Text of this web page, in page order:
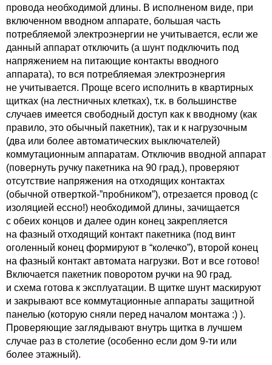
провода необходимой длины. В исполненом виде, при
включенном вводном аппарате, большая часть
потребляемой электроэнергии не учитывается, если же
данный аппарат отключить (а шунт подключить под
напряжением на питающие контакты вводного
аппарата), то вся потребляемая электроэнергия
не учитывается. Проще всего исполнить в квартирных
щитках (на лестничных клетках), т.к. в большинстве
случаев имеется свободный доступ как к вводному (как
правило, это обычный пакетник), так и к нагрузочным
(два или более автоматических выключателей)
коммутационным аппаратам. Отключив вводной аппарат
(повернуть ручку пакетника на 90 град.), проверяют
отсутствие напряжения на отходящих контактах
(обычной отверткой-”пробником”), отрезается провод (с
изоляцией ессно!) необходимой длины, зачищается
с обеих концов и далее один конец закрепляется
на фазный отходящий контакт пакетника (под винт
оголенный конец формируют в “колечко”), второй конец
на фазный контакт автомата нагрузки. Вот и все готово!
Включается пакетник поворотом ручки на 90 град.
и схема готова к эксплуатации. В щитке шунт маскируют
и закрывают все коммутационные аппараты защитной
панелью (которую сняли перед началом монтажа :) ).
Проверяющие заглядывают внутрь щитка в лучшем
случае раз в столетие (особенно если дом 9-ти или
более этажный).